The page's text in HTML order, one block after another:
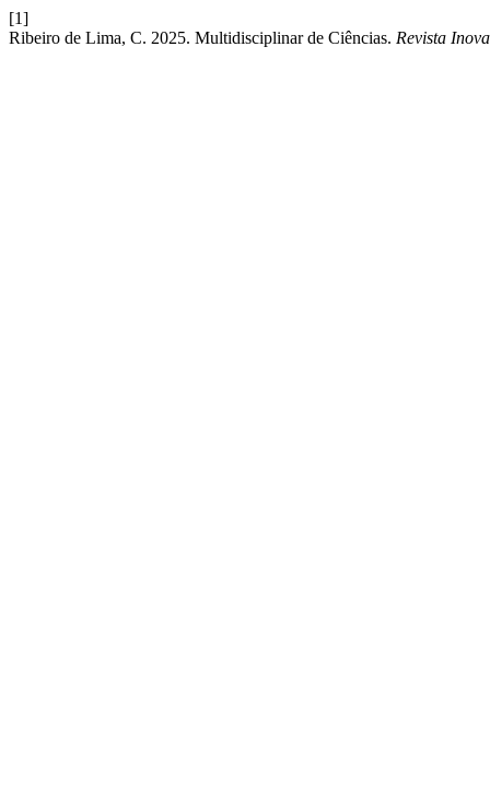
[1]
Ribeiro de Lima, C. 2025. Multidisciplinar de Ciências. Revista